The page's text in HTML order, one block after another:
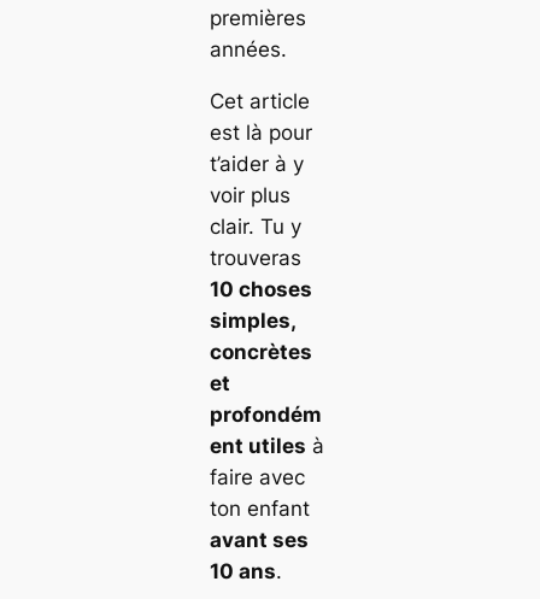
premières
années.
Cet article
est là pour
t’aider à y
voir plus
clair. Tu y
trouveras
10 choses
simples,
concrètes
et
profondém
ent utiles à
faire avec
ton enfant
avant ses
10 ans.